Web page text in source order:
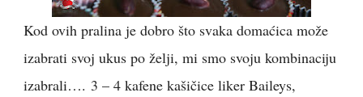
Kod ovih pralina je dobro što svaka domaćica može
izabrati svoj ukus po želji, mi smo svoju kombinaciju
izabrali…. 3 – 4 kafene kašičice liker Baileys,